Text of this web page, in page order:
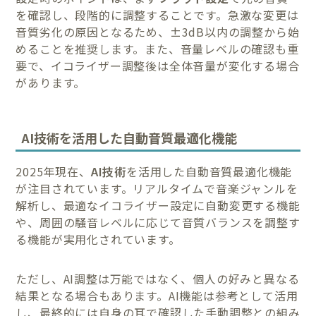
を確認し、段階的に調整することです。急激な変更は
音質劣化の原因となるため、±3dB以内の調整から始
めることを推奨します。また、音量レベルの確認も重
要で、イコライザー調整後は全体音量が変化する場合
があります。
AI技術を活用した自動音質最適化機能
2025年現在、 AI技術を活用した自動音質最適化機能
が注目されています。リアルタイムで音楽ジャンルを
解析し、最適なイコライザー設定に自動変更する機能
や、周囲の騒音レベルに応じて音質バランスを調整す
る機能が実用化されています。
ただし、AI調整は万能ではなく、個人の好みと異なる
結果となる場合もあります。AI機能は参考として活用
し、最終的には自身の耳で確認した手動調整との組み